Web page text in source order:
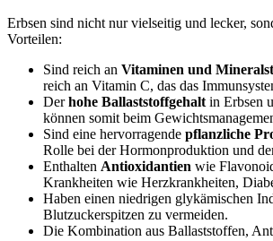
Erbsen sind nicht nur vielseitig und lecker,
Vorteilen:
Sind reich an Vitaminen und
reich an Vitamin C, das das
Derhohe Ballaststoffgehalt in Erbsen
können somit beim
Sind eine hervorragende pflanzliche
Rolle bei der Hormonproduktion und
Enthalten Antioxidantien wie
Krankheiten wie Herzkrankheiten,
Haben einen niedrigen glykämischen
Blutzuckerspitzen zu vermeiden.
Die Kombination aus Ballaststoffen,